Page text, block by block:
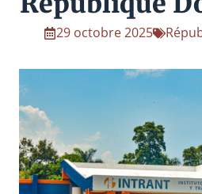
29 octobre 2025